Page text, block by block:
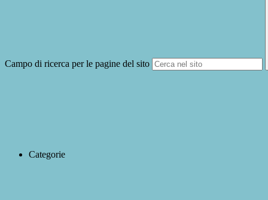
Campo di ricerca per le pagine del sito
Categorie